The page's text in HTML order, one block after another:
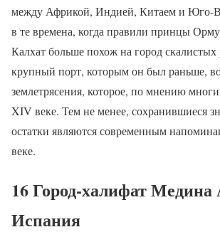
между Африкой, Индией, Китаем и Юго-
в те времена, когда правили принцы
Калхат больше похож на город скалистых
крупный порт, которым он был раньше,
землетрясения, которое, по мнению
XIV веке. Тем не менее, сохранившиеся
остатки являются современным
веке.
16 Город-халифат Медина
Испания